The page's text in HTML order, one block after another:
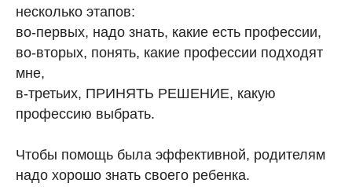
несколько этапов:
во-первых, надо знать, какие есть профессии,
во-вторых, понять, какие профессии подходят
мне,
в-третьих, ПРИНЯТЬ РЕШЕНИЕ, какую
профессию выбрать.
Чтобы помощь была эффективной, родителям
надо хорошо знать своего ребенка.